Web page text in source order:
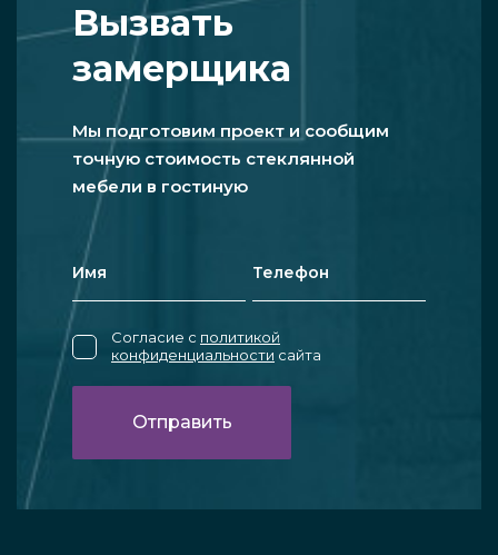
Вызвать
замерщика
Мы подготовим проект и сообщим
точную стоимость стеклянной
мебели в гостиную
Согласие с политикой
конфиденциальности сайта